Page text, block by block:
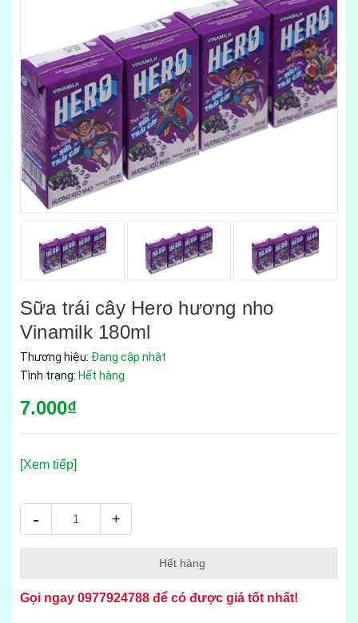
Sữa trái cây Hero hương nho
Vinamilk 180ml
Thương hiệu: Đang cập nhật
Tình trạng: Hết hàng
7.000₫
[Xem tiếp]
- +
Hết hàng
Gọi ngay 0977924788 để có được giá tốt nhất!